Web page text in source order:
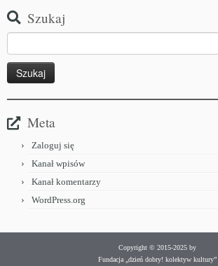
Szukaj
Meta
Zaloguj się
Kanał wpisów
Kanał komentarzy
WordPress.org
Copyright © 2015-2025 by
Fundacja „dzień dobry! kolektyw kultury”